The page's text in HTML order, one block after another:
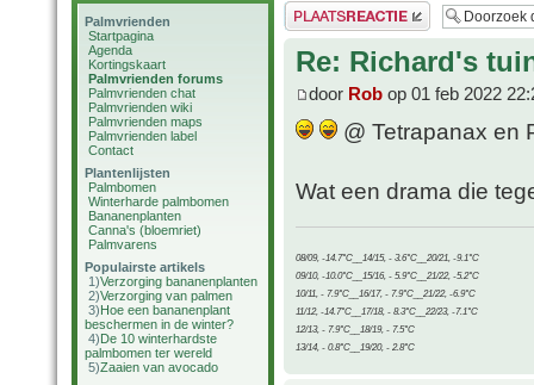
Palmvrienden
Startpagina
Agenda
Kortingskaart
Palmvrienden forums
Palmvrienden chat
Palmvrienden wiki
Palmvrienden maps
Palmvrienden label
Contact
Plantenlijsten
Palmbomen
Winterharde palmbomen
Bananenplanten
Canna's (bloemriet)
Palmvarens
Populairste artikels
1)Verzorging bananenplanten
2)Verzorging van palmen
3)Hoe een bananenplant
beschermen in de winter?
4)De 10 winterhardste
palmbomen ter wereld
5)Zaaien van avocado
Plaats een reactie
Re: Richard's
door Rob op 01 feb 2022
@ Tetrapanax en
Wat een drama die
08/09, -14.7°C__14/15, - 3.6°C__20/21, -9.1°C
09/10, -10.0°C__15/16, - 5.9°C__21/22, -5.2°C
10/11, - 7.9°C__16/17, - 7.9°C__21/22, -6.9°C
11/12, -14.7°C__17/18, - 8.3°C__22/23, -7.1°C
12/13, - 7.9°C__18/19, - 7.5°C
13/14, - 0.8°C__19/20, - 2.8°C